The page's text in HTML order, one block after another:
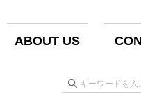
ABOUT US